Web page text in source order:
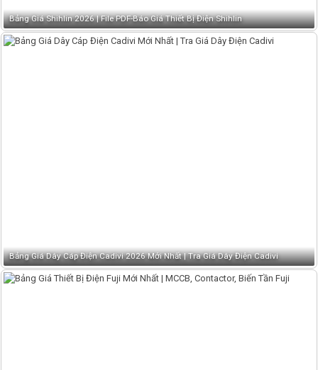
Bảng Giá Shihlin 2026 | File PDF-Báo Giá Thiết Bị Điện Shihlin
Bảng Giá Dây Cáp Điện Cadivi 2026 Mới Nhất | Tra Giá Dây Điện Cadivi